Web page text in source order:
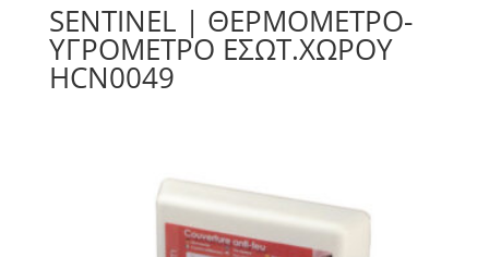
SENTINEL | ΘΕΡΜΟΜΕΤΡΟ-
ΥΓΡΟΜΕΤΡΟ ΕΣΩΤ.ΧΩΡΟΥ
HCN0049